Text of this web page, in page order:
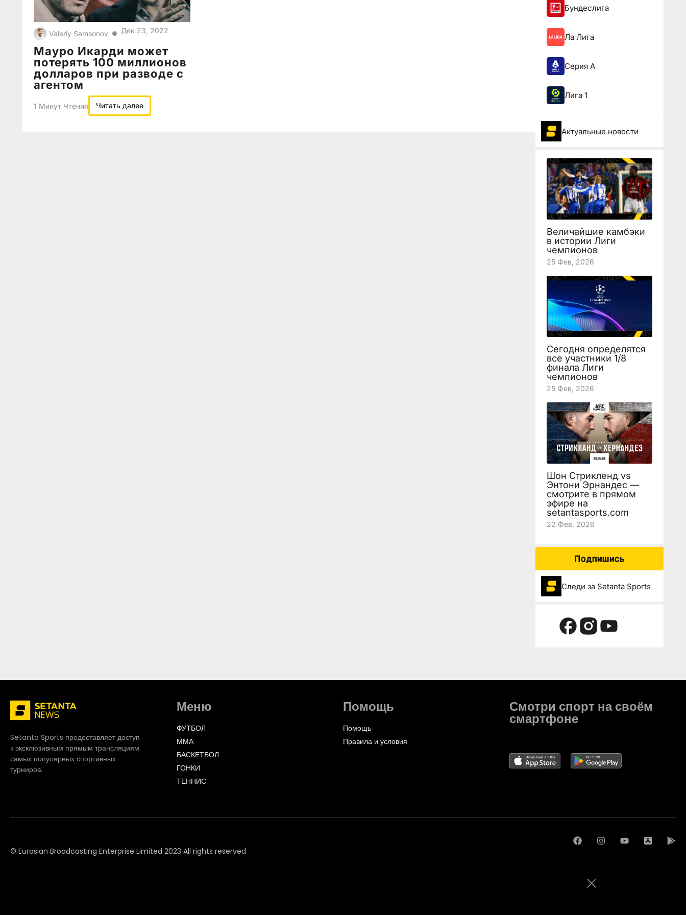
Valeriy Samsonov ● Дек 23, 2022
Мауро Икарди может
потерять 100 миллионов
долларов при разводе с
агентом
1 Минут Чтения Читать далее
Бундеслига
Ла Лига
Серия А
Лига 1
Актуальные новости
Величайшие камбэки
в истории Лиги
чемпионов
25 Фев, 2026
Сегодня определятся
все участники 1/8
финала Лиги
чемпионов
25 Фев, 2026
Шон Стрикленд vs
Энтони Эрнандес —
смотрите в прямом
эфире на
setantasports.com
22 Фев, 2026
Подпишись
Следи за Setanta Sports
Setanta Sports предоставляет доступ
к эксклюзивным прямым трансляциям
самых популярных спортивных
турниров.
Меню
ФУТБОЛ
ММА
БАСКЕТБОЛ
ГОНКИ
ТЕННИС
Помощь
Помощь
Правила и условия
Смотри спорт на своём
смартфоне
© Eurasian Broadcasting Enterprise Limited 2023 All rights reserved